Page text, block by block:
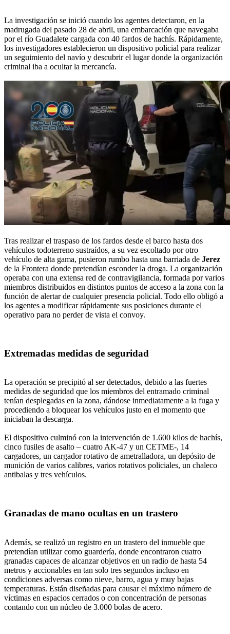
La investigación se inició cuando los agentes detectaron, en la
madrugada del pasado 28 de abril, una embarcación que navegaba
por el río Guadalete cargada con 40 fardos de hachís. Rápidamente,
los investigadores establecieron un dispositivo policial para realizar
un seguimiento del navío y descubrir el lugar donde la organización
criminal iba a ocultar la mercancía.
Tras realizar el traspaso de los fardos desde el barco hasta dos
vehículos todoterreno sustraídos, a su vez escoltado por otro
vehículo de alta gama, pusieron rumbo hasta una barriada de Jerez
de la Frontera donde pretendían esconder la droga. La organización
operaba con una extensa red de contravigilancia, formada por varios
miembros distribuidos en distintos puntos de acceso a la zona con la
función de alertar de cualquier presencia policial. Todo ello obligó a
los agentes a modificar rápidamente sus posiciones durante el
operativo para no perder de vista el convoy.
Extremadas medidas de seguridad
La operación se precipitó al ser detectados, debido a las fuertes
medidas de seguridad que los miembros del entramado criminal
tenían desplegadas en la zona, dándose inmediatamente a la fuga y
procediendo a bloquear los vehículos justo en el momento que
iniciaban la descarga.
El dispositivo culminó con la intervención de 1.600 kilos de hachís,
cinco fusiles de asalto – cuatro AK-47 y un CETME-, 14
cargadores, un cargador rotativo de ametralladora, un depósito de
munición de varios calibres, varios rotativos policiales, un chaleco
antibalas y tres vehículos.
Granadas de mano ocultas en un trastero
Además, se realizó un registro en un trastero del inmueble que
pretendían utilizar como guardería, donde encontraron cuatro
granadas capaces de alcanzar objetivos en un radio de hasta 54
metros y accionables en tan solo tres segundos incluso en
condiciones adversas como nieve, barro, agua y muy bajas
temperaturas. Están diseñadas para causar el máximo número de
víctimas en espacios cerrados o con concentración de personas
contando con un núcleo de 3.000 bolas de acero.